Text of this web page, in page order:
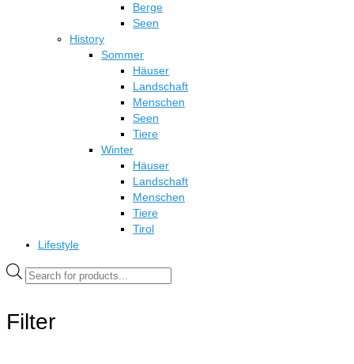
Berge
Seen
History
Sommer
Häuser
Landschaft
Menschen
Seen
Tiere
Winter
Häuser
Landschaft
Menschen
Tiere
Tirol
Lifestyle
Products
search
Filter